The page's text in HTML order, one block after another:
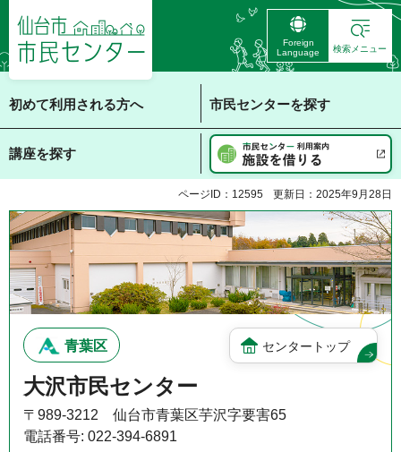
仙台市 市民センタ
ー
Foreign
Language
検索メニュー
初めて利用される方へ 市民センターを探す
講座を探す
ページID：12595 更新日：2025年9月28日
青葉区 センタートップ
大沢市民センター
〒989-3212 仙台市青葉区芋沢字要害65
電話番号: 022-394-6891